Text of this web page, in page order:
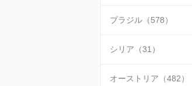
ブラジル（578）
シリア（31）
オーストリア（482）